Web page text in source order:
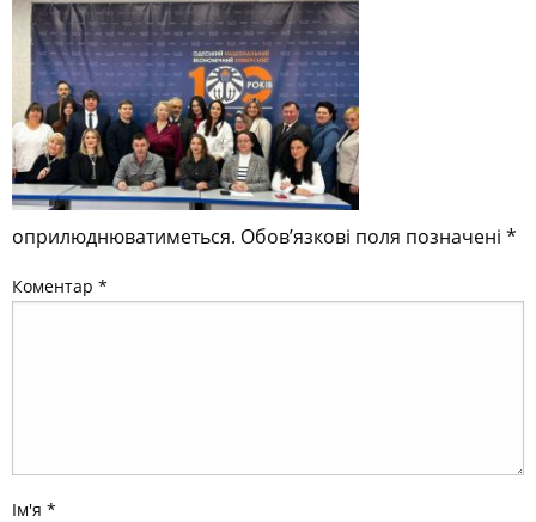
оприлюднюватиметься. Обов’язкові поля позначені *
Коментар *
Ім'я *